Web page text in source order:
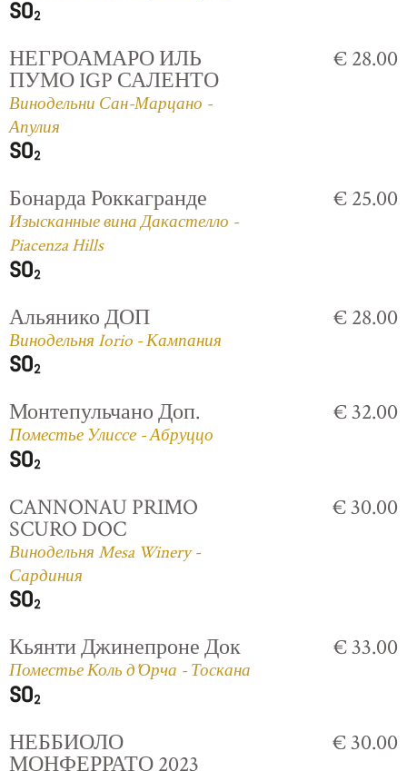
НЕГРОАМАРО ИЛЬ
ПУМО IGP САЛЕНТО
Винодельни Сан-Марцано -
Апулия
€ 28.00
Бонарда Роккагранде
Изысканные вина Дакастелло -
Piacenza Hills
€ 25.00
Альянико ДОП
Винодельня Iorio - Кампания
€ 28.00
Монтепульчано Доп.
Поместье Улиссе - Абруццо
€ 32.00
CANNONAU PRIMO
SCURO DOC
Винодельня Mesa Winery -
Сардиния
€ 30.00
Кьянти Джинепроне Док
Поместье Коль д'Орча - Тоскана
€ 33.00
НЕББИОЛО
МОНФЕРРАТО 2023
€ 30.00